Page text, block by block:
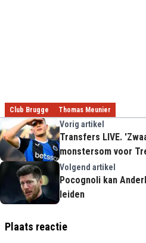
Club Brugge Thomas Meunier
Vorig artikel
Transfers LIVE.
monstersom voor
Volgend artikel
Pocognoli kan
leiden
Plaats reactie